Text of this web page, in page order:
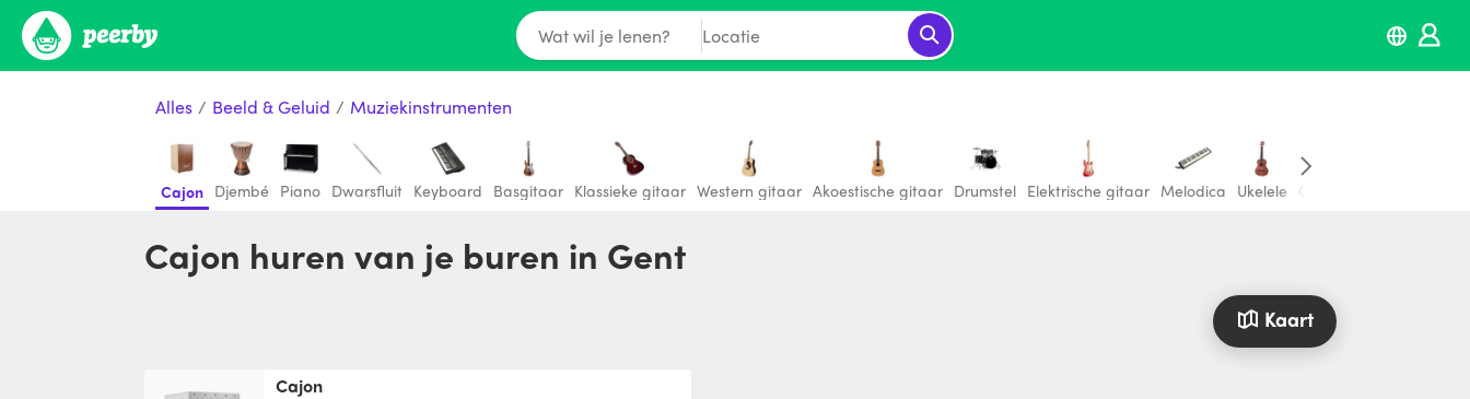
Wat wil je lenen? Locatie
Alles / Beeld & Geluid / Muziekinstrumenten
Cajon Djembé Piano Dwarsfluit Keyboard Basgitaar Klassieke gitaar Western gitaar Akoestische gitaar Drumstel Elektrische gitaar Melodica Ukelele Overige
Cajon huren van je buren in Gent
Kaart
Cajon